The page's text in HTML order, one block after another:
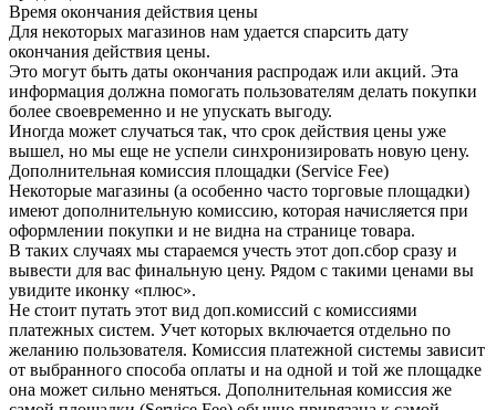
Время окончания действия цены
Для некоторых магазинов нам удается спарсить дату
окончания действия цены.
Это могут быть даты окончания распродаж или акций. Эта
информация должна помогать пользователям делать покупки
более своевременно и не упускать выгоду.
Иногда может случаться так, что срок действия цены уже
вышел, но мы еще не успели синхронизировать новую цену.
Дополнительная комиссия площадки (Service Fee)
Некоторые магазины (а особенно часто торговые площадки)
имеют дополнительную комиссию, которая начисляется при
оформлении покупки и не видна на странице товара.
В таких случаях мы стараемся учесть этот доп.сбор сразу и
вывести для вас финальную цену. Рядом с такими ценами вы
увидите иконку «плюс».
Не стоит путать этот вид доп.комиссий с комиссиями
платежных систем. Учет которых включается отдельно по
желанию пользователя. Комиссия платежной системы зависит
от выбранного способа оплаты и на одной и той же площадке
она может сильно меняться. Дополнительная комиссия же